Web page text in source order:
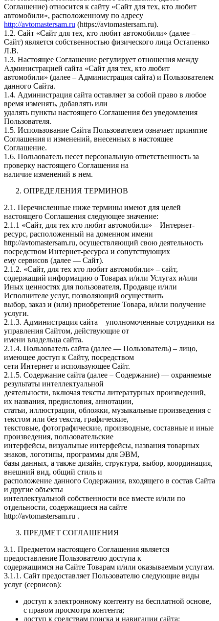
Соглашение) относится к сайту «Сайт для тех, кто любит
автомобили», расположенному по адресу
http://avtomastersam.ru (https://avtomastersam.ru).
1.2. Сайт «Сайт для тех, кто любит автомобили» (далее –
Сайт) является собственностью физического лица Остапенко
Л.В.
1.3. Настоящее Соглашение регулирует отношения между
Администрацией сайта «Сайт для тех, кто любит
автомобили» (далее – Администрация сайта) и Пользователем
данного Сайта.
1.4. Администрация сайта оставляет за собой право в любое
время изменять, добавлять или
удалять пункты настоящего Соглашения без уведомления
Пользователя.
1.5. Использование Сайта Пользователем означает принятие
Соглашения и изменений, внесенных в настоящее
Соглашение.
1.6. Пользователь несет персональную ответственность за
проверку настоящего Соглашения на
наличие изменений в нем.
ОПРЕДЕЛЕНИЯ ТЕРМИНОВ
2.1. Перечисленные ниже термины имеют для целей
настоящего Соглашения следующее значение:
2.1.1 «Сайт, для тех кто любит автомобили» – Интернет-
ресурс, расположенный на доменном имени
http://avtomastersam.ru, осуществляющий свою деятельность
посредством Интернет-ресурса и сопутствующих
ему сервисов (далее — Сайт).
2.1.2. «Сайт, для тех кто любит автомобили» – сайт,
содержащий информацию о Товарах и/или Услугах и/или
Иных ценностях для пользователя, Продавце и/или
Исполнителе услуг, позволяющий осуществить
выбор, заказ и (или) приобретение Товара, и/или получение
услуги.
2.1.3. Администрация сайта – уполномоченные сотрудники на
управления Сайтом, действующие от
имени владельца сайта.
2.1.4. Пользователь сайта (далее — Пользователь) – лицо,
имеющее доступ к Сайту, посредством
сети Интернет и использующее Сайт.
2.1.5. Содержание сайта (далее – Содержание) — охраняемые
результаты интеллектуальной
деятельности, включая тексты литературных произведений,
их названия, предисловия, аннотации,
статьи, иллюстрации, обложки, музыкальные произведения с
текстом или без текста, графические,
текстовые, фотографические, производные, составные и иные
произведения, пользовательские
интерфейсы, визуальные интерфейсы, названия товарных
знаков, логотипы, программы для ЭВМ,
базы данных, а также дизайн, структура, выбор, координация,
внешний вид, общий стиль и
расположение данного Содержания, входящего в состав Сайта
и другие объекты
интеллектуальной собственности все вместе и/или по
отдельности, содержащиеся на сайте
http://avtomastersam.ru .
ПРЕДМЕТ СОГЛАШЕНИЯ
3.1. Предметом настоящего Соглашения является
предоставление Пользователю доступа к
содержащимся на Сайте Товарам и/или оказываемым услугам.
3.1.1. Сайт предоставляет Пользователю следующие виды
услуг (сервисов):
доступ к электронному контенту на бесплатной основе,
с правом просмотра контента;
доступ к средствам поиска и навигации сайта;